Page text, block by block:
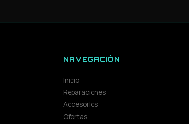
NAVEGACIÓN
Inicio
Reparaciones
Accesorios
Ofertas